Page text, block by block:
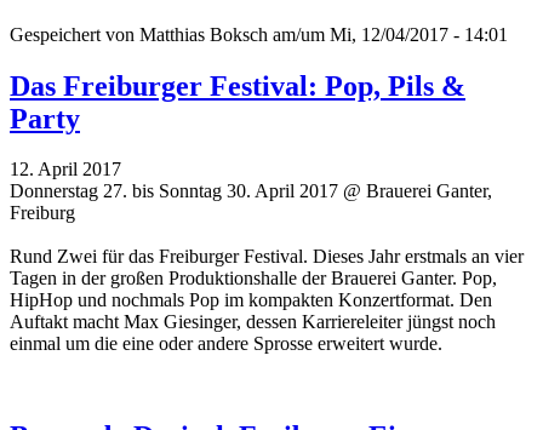
Gespeichert von Matthias Boksch am/um Mi, 12/04/2017 - 14:01
Das Freiburger Festival: Pop, Pils &
Party
12. April 2017
Donnerstag 27. bis Sonntag 30. April 2017 @ Brauerei Ganter,
Freiburg
Rund Zwei für das Freiburger Festival. Dieses Jahr erstmals an vier
Tagen in der großen Produktionshalle der Brauerei Ganter. Pop,
HipHop und nochmals Pop im kompakten Konzertformat. Den
Auftakt macht Max Giesinger, dessen Karriereleiter jüngst noch
einmal um die eine oder andere Sprosse erweitert wurde.